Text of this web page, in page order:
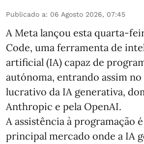
Publicado a: 06 Agosto 2026, 07:45
A Meta lançou esta quarta-
Code, uma ferramenta de
artificial (IA) capaz de
autónoma, entrando assim
lucrativo da IA generativa,
Anthropic e pela OpenAI.
A assistência à programação
principal mercado onde a IA